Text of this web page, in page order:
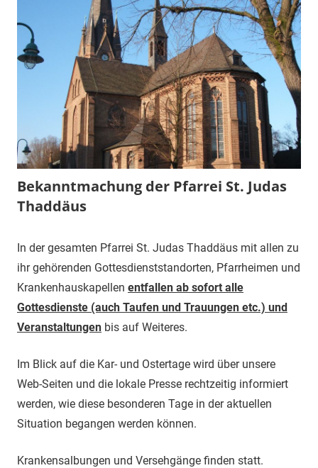
Bekanntmachung der Pfarrei St. Judas
Thaddäus
15.
März
2020
1.
Vorsitzender
Mitteilung
In der gesamten Pfarrei St. Judas Thaddäus mit allen zu
ihr gehörenden Gottesdienststandorten, Pfarrheimen und
Krankenhauskapellen entfallen ab sofort alle
Gottesdienste (auch Taufen und Trauungen etc.) und
Veranstaltungen bis auf Weiteres.
Im Blick auf die Kar- und Ostertage wird über unsere
Web-Seiten und die lokale Presse rechtzeitig informiert
werden, wie diese besonderen Tage in der aktuellen
Situation begangen werden können.
Krankensalbungen und Versehgänge finden statt.